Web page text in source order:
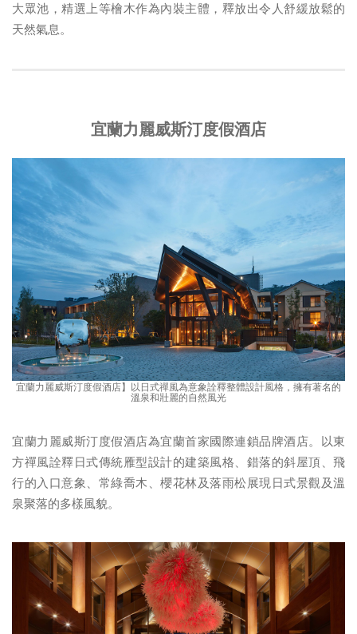
大眾池，精選上等檜木作為內裝主體，釋放出令人舒緩放鬆的
天然氣息。
宜蘭力麗威斯汀度假酒店
宜蘭力麗威斯汀度假酒店】以日式禪風為意象詮釋整體設計風格，擁有著名的
溫泉和壯麗的自然風光
宜蘭力麗威斯汀度假酒店為宜蘭首家國際連鎖品牌酒店。以東
方禪風詮釋日式傳統雁型設計的建築風格、錯落的斜屋頂、飛
行的入口意象、常綠喬木、櫻花林及落雨松展現日式景觀及溫
泉聚落的多樣風貌。